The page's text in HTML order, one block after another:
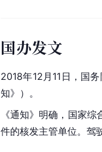
国办发文
2018年12月11日，国
知》）。
《通知》明确，国家
件的核发主管单位。驾